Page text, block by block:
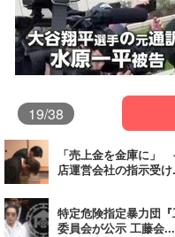
19/38
「売上金を金庫に
店運営会社の指示受
特定危険指定暴力団
委員会が公示 工藤会...